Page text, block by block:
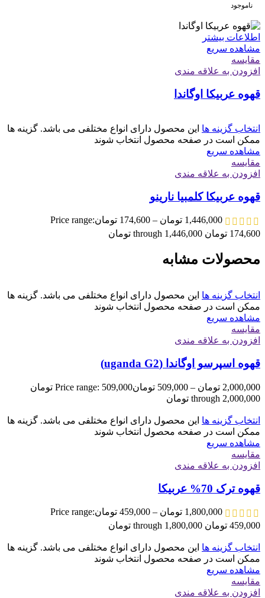
ناموجود
اطلاعات بیشتر
مشاهده سریع
مقایسه
افزودن به علاقه مندی
قهوه عربیکا اوگاندا
انتخاب گزینه ها این محصول دارای انواع مختلفی می باشد. گزینه ها
ممکن است در صفحه محصول انتخاب شوند
مشاهده سریع
مقایسه
افزودن به علاقه مندی
قهوه عربیکا کلمبیا نارینو
1,446,000 تومان –
174,600 تومانPrice range:
174,600 تومان through 1,446,000 تومان
محصولات مشابه
انتخاب گزینه ها این محصول دارای انواع مختلفی می باشد. گزینه ها
ممکن است در صفحه محصول انتخاب شوند
مشاهده سریع
مقایسه
افزودن به علاقه مندی
قهوه اسپرسو اوگاندا (uganda G2)
2,000,000 تومان –
509,000 تومان
Price range: 509,000 تومان
through 2,000,000 تومان
انتخاب گزینه ها این محصول دارای انواع مختلفی می باشد. گزینه ها
ممکن است در صفحه محصول انتخاب شوند
مشاهده سریع
مقایسه
افزودن به علاقه مندی
قهوه ترک 70% عربیکا
1,800,000 تومان –
459,000 تومانPrice range:
459,000 تومان through 1,800,000 تومان
انتخاب گزینه ها این محصول دارای انواع مختلفی می باشد. گزینه ها
ممکن است در صفحه محصول انتخاب شوند
مشاهده سریع
مقایسه
افزودن به علاقه مندی